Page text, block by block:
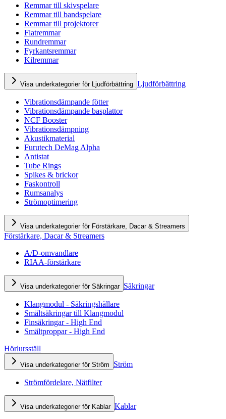
Remmar till skivspelare
Remmar till bandspelare
Remmar till projektorer
Flatremmar
Rundremmar
Fyrkantsremmar
Kilremmar
Visa underkategorier för Ljudförbättring Ljudförbättring
Vibrationsdämpande fötter
Vibrationsdämpande basplattor
NCF Booster
Vibrationsdämpning
Akustikmaterial
Furutech DeMag Alpha
Antistat
Tube Rings
Spikes & brickor
Faskontroll
Rumsanalys
Strömoptimering
Visa underkategorier för Förstärkare, Dacar & Streamers
Förstärkare, Dacar & Streamers
A/D-omvandlare
RIAA-förstärkare
Visa underkategorier för Säkringar Säkringar
Klangmodul - Säkringshållare
Smältsäkringar till Klangmodul
Finsäkringar - High End
Smältproppar - High End
Hörlursställ
Visa underkategorier för Ström Ström
Strömfördelare, Nätfilter
Visa underkategorier för Kablar Kablar